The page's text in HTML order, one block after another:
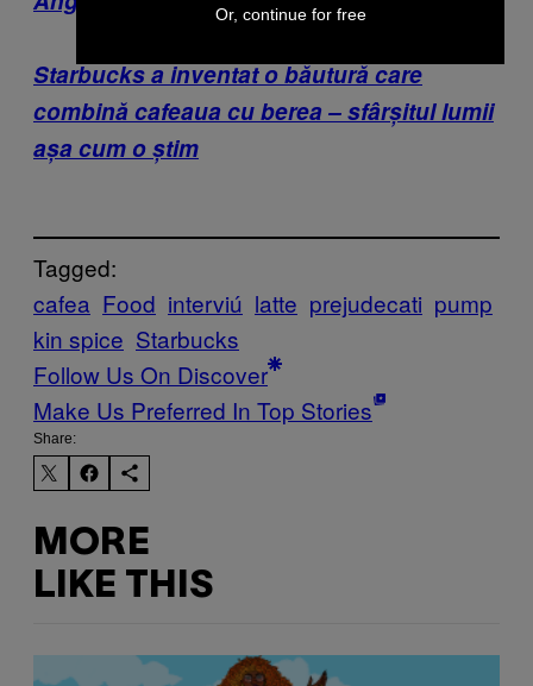
Starbucks a inventat o băutură care
combină cafeaua cu berea – sfârșitul lumii
așa cum o știm
Tagged:
cafea Food interviú latte prejudecati pump
kin spice Starbucks
Follow Us On Discover
Make Us Preferred In Top Stories
Share:
MORE
LIKE THIS
Or, continue for free